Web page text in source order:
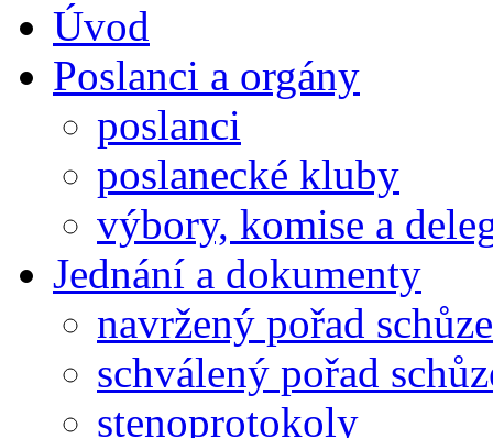
Úvod
Poslanci a orgány
poslanci
poslanecké kluby
výbory, komise a
Jednání a dokumenty
navržený pořad schůze
schválený pořad
stenoprotokoly